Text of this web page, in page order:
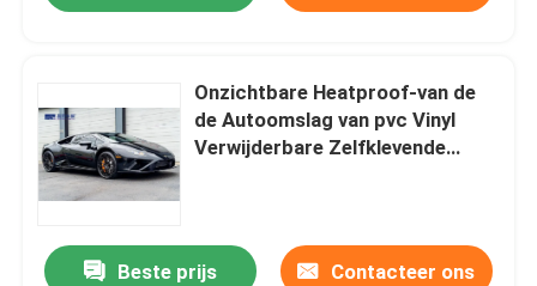
Onzichtbare Heatproof-van de
de Autoomslag van pvc Vinyl
Verwijderbare Zelfklevende
Beste prijs Contacteer ons